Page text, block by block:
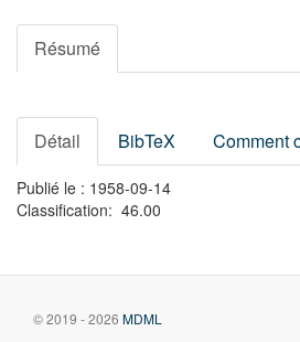
Résumé
Détail BibTeX Comment
Publié le : 1958-09-14
Classification: 46.00
© 2019 - 2026 MDML